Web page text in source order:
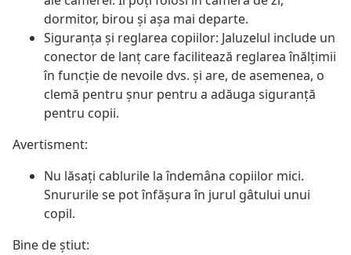
dormitor, birou și așa mai departe.
Siguranța și reglarea copiilor: Jaluzelul include un
conector de lanț care facilitează reglarea înălțimii
în funcție de nevoile dvs. și are, de asemenea, o
clemă pentru șnur pentru a adăuga siguranță
pentru copii.
Avertisment:
Nu lăsați cablurile la îndemâna copiilor mici.
Snururile se pot înfăşura în jurul gâtului unui
copil.
Bine de știut: